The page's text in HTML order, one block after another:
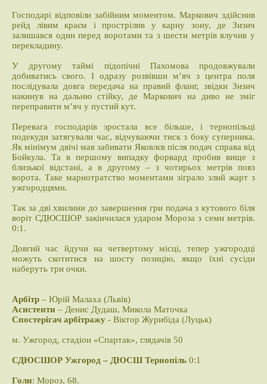
Господарі відповіли забійним моментом. Маркович здійснив
рейд лівим краєм і прострілив у карну зону, де Зизич
залишався один перед воротами та з шести метрів влучив у
перекладину.
У другому таймі підопічні Пахомова продовжували
добиватись свого. І одразу розвівши м’яч з центра поля
послідувала довга передача на правий фланг, звідки Зизич
накинув на дальню стійку, де Маркович на диво не зміг
переправити м’яч у пустий кут.
Перевага господарів зростала все більше, і тернопільці
подекуди затягували час, відчуваючи тиск з боку суперника.
Як мінімум двічі мав забивати Яковлєв після подач справа від
Бойкула. Та в першому випадку форвард пробив вище з
близької відстані, а в другому – з чотирьох метрів повз
ворота. Таке марнотратство моментами зіграло злий жарт з
ужгородцями.
Так за дві хвилини до завершення гри подача з кутового біля
воріт СДЮСШОР закінчилася ударом Мороза з семи метрів.
0:1.
Довгий час йдучи на четвертому місці, тепер ужгородці
можуть скотитися на шосту позицію, якщо їхні сусіди
наберуть три очки.
Арбітр – Юрій Малаха (Львів)
Асистенти – Денис Дудаш, Микола Маточка
Спостерігач арбітражу - Віктор Журибіда (Луцьк)
м. Ужгород, стадіон «Спартак», глядачів 50
СДЮСШОР Ужгород – ДЮСШ Тернопіль 0:1
Голи: Мороз, 68.